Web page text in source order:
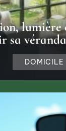
lumière
sa
DOMICILE